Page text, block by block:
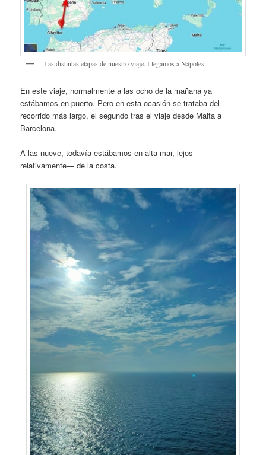
Las distintas etapas de nuestro viaje. Llegamos a Nápoles.
En este viaje, normalmente a las ocho de la mañana ya
estábamos en puerto. Pero en esta ocasión se trataba del
recorrido más largo, el segundo tras el viaje desde Malta a
Barcelona.
A las nueve, todavía estábamos en alta mar, lejos —
relativamente— de la costa.